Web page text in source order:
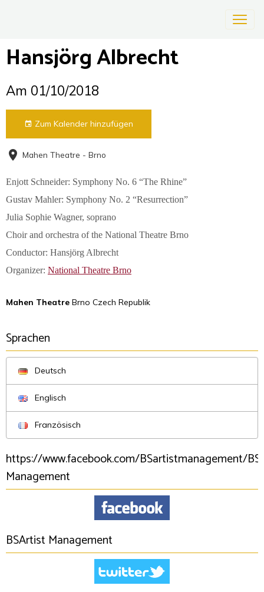
Hansjörg Albrecht
Am 01/10/2018
Zum Kalender hinzufügen
Mahen Theatre - Brno
Enjott Schneider: Symphony No. 6 “The Rhine”
Gustav Mahler: Symphony No. 2 “Resurrection”
Julia Sophie Wagner, soprano
Choir and orchestra of the National Theatre Brno
Conductor: Hansjörg Albrecht
Organizer: National Theatre Brno
Mahen Theatre Brno Czech Republik
Sprachen
Deutsch
Englisch
Französisch
https://www.facebook.com/BSartistmanagement/
Management
BSArtist Management